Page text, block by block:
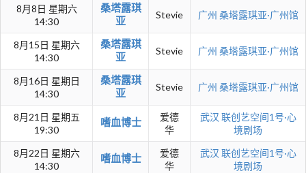
8月8日 星期六
14:30
桑塔露琪
亚
Stevie 广州 桑塔露琪亚·广州馆
8月15日 星期六
14:30
桑塔露琪
亚
Stevie 广州 桑塔露琪亚·广州馆
8月16日 星期日
14:30
桑塔露琪
亚
Stevie 广州 桑塔露琪亚·广州馆
8月21日 星期五
19:30
嗜血博士
爱德
华
武汉 联创艺空间1号·心
境剧场
8月22日 星期六
14:30
嗜血博士
爱德
华
武汉 联创艺空间1号·心
境剧场